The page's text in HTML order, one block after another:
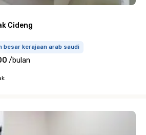
Cideng
besar kerajaan arab saudi
/bulan